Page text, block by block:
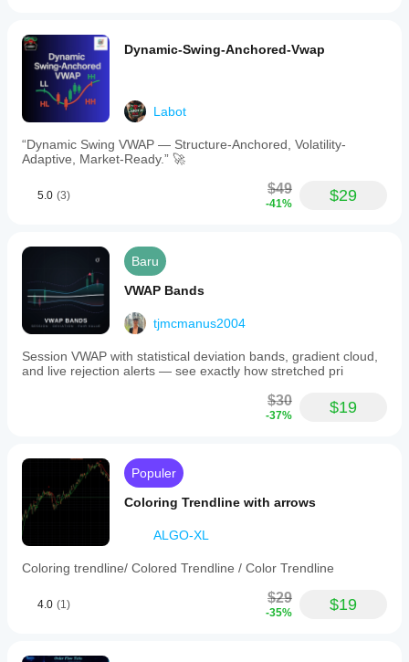
Dynamic-Swing-Anchored-Vwap
Labot
“Dynamic Swing VWAP — Structure-Anchored, Volatility-
Adaptive, Market-Ready.” 🚀
5.0 (3) $49
-41% $29
Baru
VWAP Bands
tjmcmanus2004
Session VWAP with statistical deviation bands, gradient cloud,
and live rejection alerts — see exactly how stretched pri
$30
-37% $19
Populer
Coloring Trendline with arrows
ALGO-XL
Coloring trendline/ Colored Trendline / Color Trendline
4.0 (1) $29
-35% $19